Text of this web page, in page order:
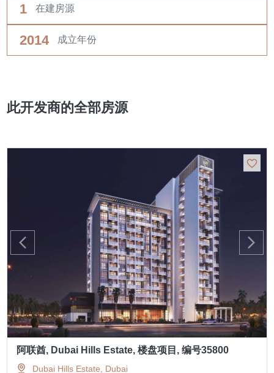
1 在建房源
2014 成立年份
此开发商的全部房源
阿联酋, Dubai Hills Estate, 楼盘项目, 编号35800
Dubai Hills Estate, Dubai